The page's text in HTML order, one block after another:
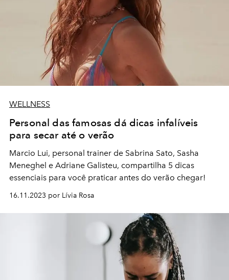
WELLNESS
Personal das famosas dá dicas infalíveis
para secar até o verão
Marcio Lui, personal trainer de Sabrina Sato, Sasha
Meneghel e Adriane Galisteu, compartilha 5 dicas
essenciais para você praticar antes do verão chegar!
16.11.2023 por Lívia Rosa